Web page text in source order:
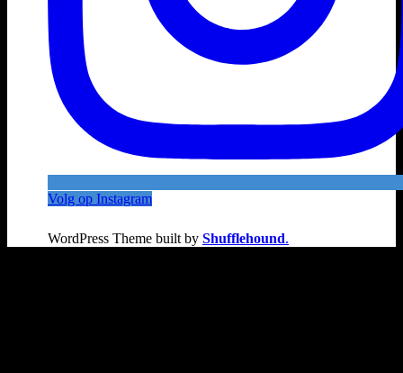
Volg op Instagram
WordPress Theme built by Shufflehound.